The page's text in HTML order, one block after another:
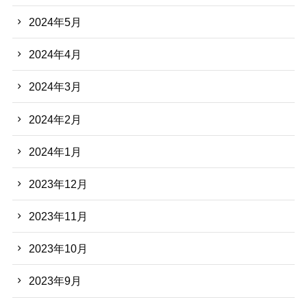
2024年5月
2024年4月
2024年3月
2024年2月
2024年1月
2023年12月
2023年11月
2023年10月
2023年9月